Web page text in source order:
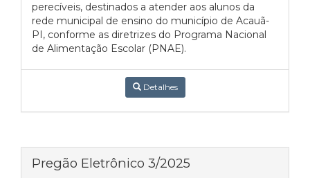
perecíveis, destinados a atender aos alunos da
rede municipal de ensino do município de Acauã-
PI, conforme as diretrizes do Programa Nacional
de Alimentação Escolar (PNAE).
Detalhes
Pregão Eletrônico 3/2025